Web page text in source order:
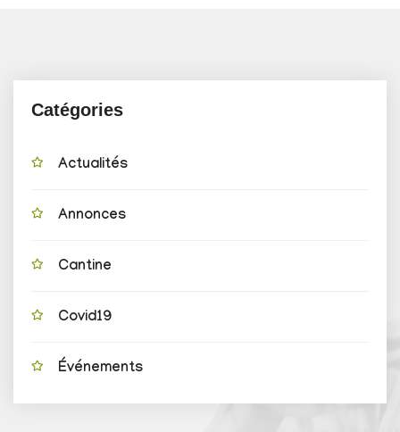
Catégories
Actualités
Annonces
Cantine
Covid19
Événements